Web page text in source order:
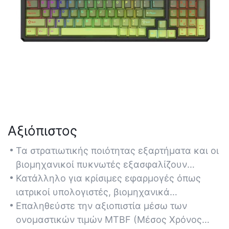
Αξιόπιστος
Τα στρατιωτικής ποιότητας εξαρτήματα και οι
βιομηχανικοί πυκνωτές εξασφαλίζουν
σταθερή παροχή ισχύος υπό βαριά φορτία,
ελαχιστοποιώντας τον χρόνο διακοπής
λειτουργίας.
Κατάλληλο για κρίσιμες εφαρμογές όπως
ιατρικοί υπολογιστές, βιομηχανικά
μηχανήματα και δικτυακή υποδομή που
απαιτούν αδιάλειπτη λειτουργία.
Επαληθεύστε την αξιοπιστία μέσω των
ονομαστικών τιμών MTBF (Μέσος Χρόνος